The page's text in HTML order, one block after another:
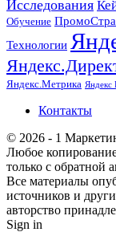
Исследования
Обучение
Технологии
Яндекс.Метрика Яндекс
Контакты
© 2026 - 1
Любое
только с обратной
Все материалы
источников и
авторство
Sign in